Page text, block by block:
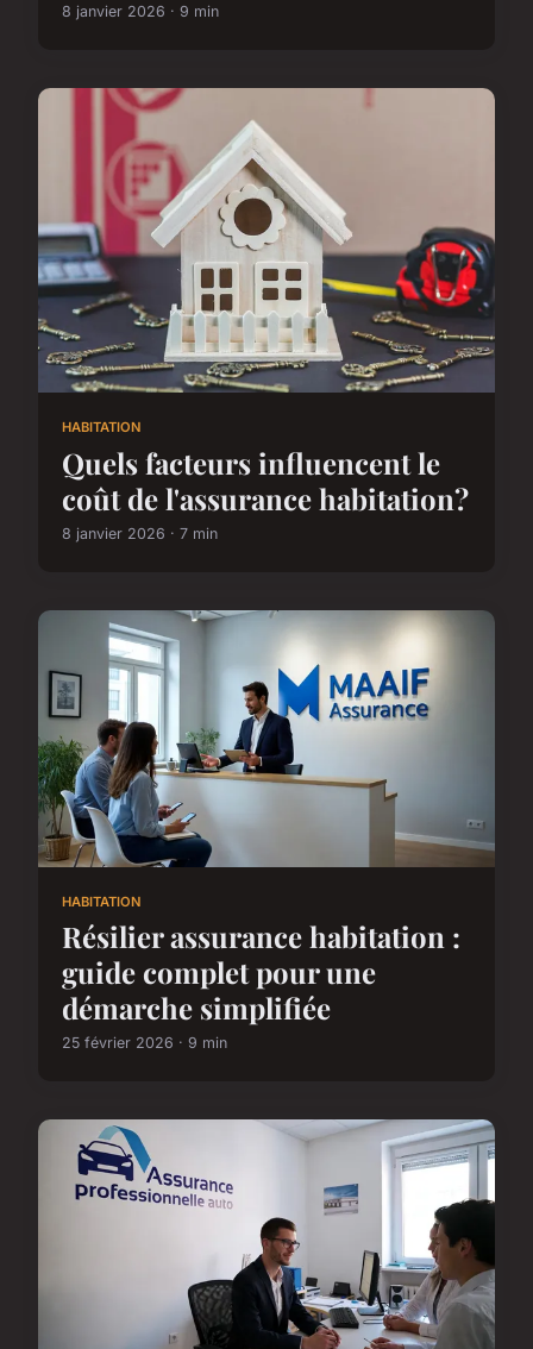
8 janvier 2026 · 9 min
HABITATION
Quels facteurs influencent le
coût de l'assurance habitation?
8 janvier 2026 · 7 min
HABITATION
Résilier assurance habitation :
guide complet pour une
démarche simplifiée
25 février 2026 · 9 min